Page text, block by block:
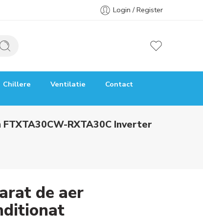
Login / Register
Chillere Ventilatie Contact
RXTA30C Inverter
de aer